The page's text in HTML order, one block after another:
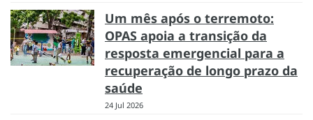
Um mês após o terremoto:
OPAS apoia a transição da
resposta emergencial para a
recuperação de longo prazo da
saúde
24 Jul 2026